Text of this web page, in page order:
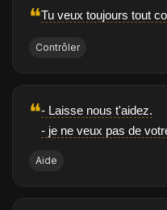
❝Tu veux toujours tout
Contrôler
❝- Laisse nous t'aidez.
- je ne veux pas de
Aide